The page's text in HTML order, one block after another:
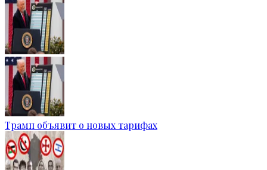
Трамп объявит о новых тарифах